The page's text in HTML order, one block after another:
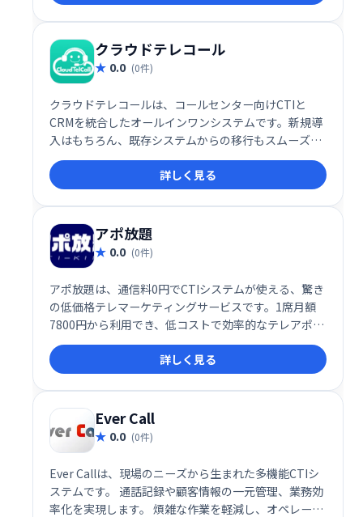
クラウドテレコール
0.0 (0件)
クラウドテレコールは、コールセンター向けCTIと
CRMを統合したオールインワンシステムです。新規導
入はもちろん、既存システムからの移行もスムーズに
行えます。席数の増減も柔軟に対応でき、費用対効果
の高い運用を実現します。業務効率化と顧客満足度向
上に貢献する、最適なコールセンターソリューション
です。
詳しく見る
アポ放題
0.0 (0件)
アポ放題は、通信料0円でCTIシステムが使える、驚き
の低価格テレマーケティングサービスです。1席月額
7800円から利用でき、低コストで効率的なテレアポを
実現します。コスト削減と業務効率化を両立したい企
業におすすめです。
詳しく見る
Ever Call
0.0 (0件)
Ever Callは、現場のニーズから生まれた多機能CTIシ
ステムです。 通話記録や顧客情報の一元管理、業務効
率化を実現します。 煩雑な作業を軽減し、オペレータ